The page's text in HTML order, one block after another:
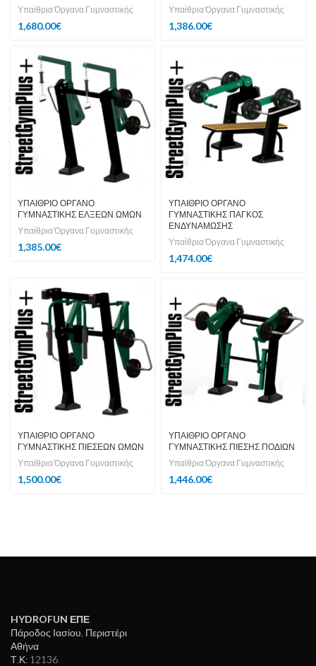
Υπαίθρια Όργανα Γυμναστικής
1,680.00€
Υπαίθρια Όργανα Γυμναστικής
1,386.00€
ΥΠΑΙΘΡΙΟ ΟΡΓΑΝΟ
ΓΥΜΝΑΣΤΙΚΗΣ ΕΛΞΕΩΝ ΩΜΩΝ
Υπαίθρια Όργανα Γυμναστικής
1,385.00€
ΥΠΑΙΘΡΙΟ ΟΡΓΑΝΟ
ΓΥΜΝΑΣΤΙΚΗΣ ΠΑΓΚΟΣ
ΕΝΔΥΝΑΜΩΣΗΣ
Υπαίθρια Όργανα Γυμναστικής
1,474.00€
ΥΠΑΙΘΡΙΟ ΟΡΓΑΝΟ
ΓΥΜΝΑΣΤΙΚΗΣ ΠΙΕΣΕΩΝ ΩΜΩΝ
Υπαίθρια Όργανα Γυμναστικής
1,500.00€
ΥΠΑΙΘΡΙΟ ΟΡΓΑΝΟ
ΓΥΜΝΑΣΤΙΚΗΣ ΠΙΕΣΗΣ ΠΟΔΙΩΝ
Υπαίθρια Όργανα Γυμναστικής
1,446.00€
HYDROFUN ΕΠΕ
Πάροδος Ιασίου, Περιστέρι
Αθήνα
Τ.Κ: 12136